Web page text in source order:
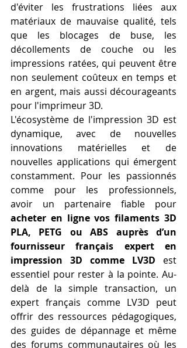
d'éviter les frustrations liées aux
matériaux de mauvaise qualité, tels
que les blocages de buse, les
décollements de couche ou les
impressions ratées, qui peuvent être
non seulement coûteux en temps et
en argent, mais aussi décourageants
pour l'imprimeur 3D.
L'écosystème de l'impression 3D est
dynamique, avec de nouvelles
innovations matérielles et de
nouvelles applications qui émergent
constamment. Pour les passionnés
comme pour les professionnels,
acheter en ligne vos filaments 3D
PLA, PETG ou ABS auprès d’un
fournisseur français expert en
impression 3D comme LV3D est
essentiel pour rester à la pointe. Au-
delà de la simple transaction, un
expert français comme LV3D peut
offrir des ressources pédagogiques,
des guides de dépannage et même
des forums communautaires où les